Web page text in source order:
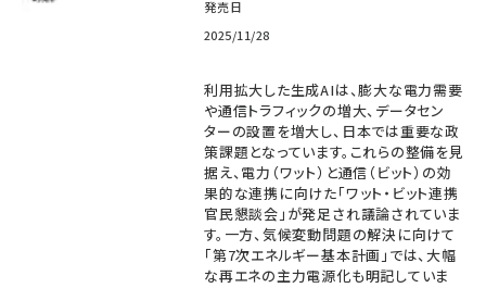
発売日
2025/11/28
利用拡大した生成AIは、膨大な電力需要
や通信トラフィックの増大、データセン
ターの設置を増大し、日本では重要な政
策課題となっています。これらの整備を見
据え、電力（ワット）と通信（ビット）の効
果的な連携に向けた「ワット・ビット連携
官民懇談会」が発足され議論されていま
す。一方、気候変動問題の解決に向けて
「第7次エネルギー基本計画」では、大幅
な再エネの主力電源化も明記していま